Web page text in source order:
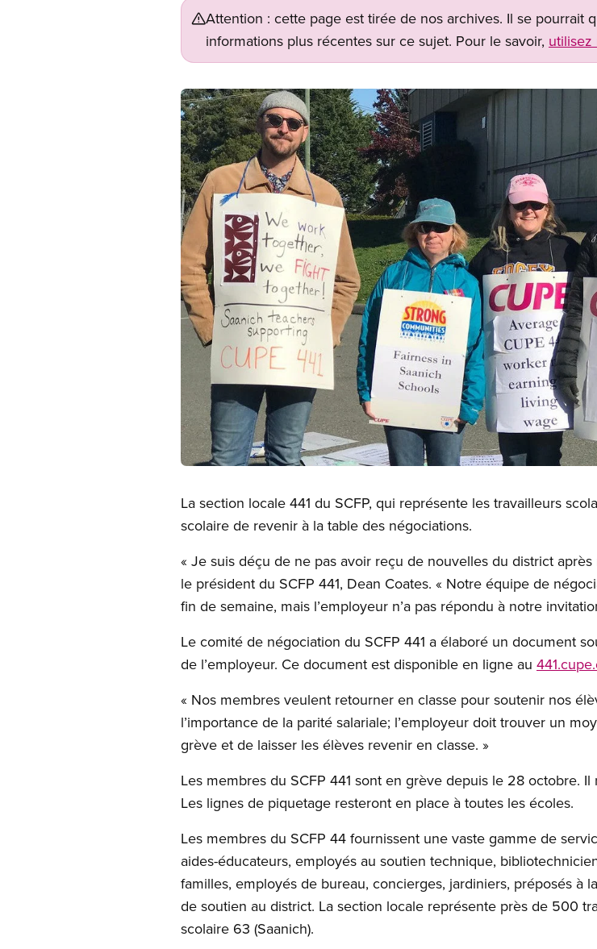
Attention : cette page est tirée de nos archives. Il se pourrait
informations plus récentes sur ce sujet. Pour le savoir,
Image
La section locale 441 du SCFP, qui représente les travailleurs
scolaire de revenir à la table des négociations.
« Je suis déçu de ne pas avoir reçu de nouvelles du district
le président du SCFP 441, Dean Coates. « Notre équipe de
fin de semaine, mais l’employeur n’a pas répondu à notre
Le comité de négociation du SCFP 441 a élaboré un document
de l’employeur. Ce document est disponible en ligne au
« Nos membres veulent retourner en classe pour soutenir nos
l’importance de la parité salariale; l’employeur doit trouver un
grève et de laisser les élèves revenir en classe. »
Les membres du SCFP 441 sont en grève depuis le 28 octobre.
Les lignes de piquetage resteront en place à toutes les écoles.
Les membres du SCFP 44 fournissent une vaste gamme de
aides-éducateurs, employés au soutien technique,
familles, employés de bureau, concierges, jardiniers, préposés à
de soutien au district. La section locale représente près de 500
scolaire 63 (Saanich).